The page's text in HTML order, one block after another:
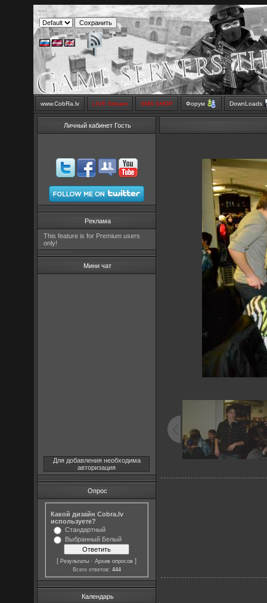
www.CobRa.lv LIVE Stream SMS SHOP Форум DownLoads
Личный кабинет Гость
Реклама
This feature is for Premium users
only!
Мини чат
Для добавления необходима
авторизация
Опрос
Какой дизайн Cobra.lv
используете?
Стандартный
Выбранный Белый
[Результаты ·Архив опросов ]
Всего ответов: 444
Календарь